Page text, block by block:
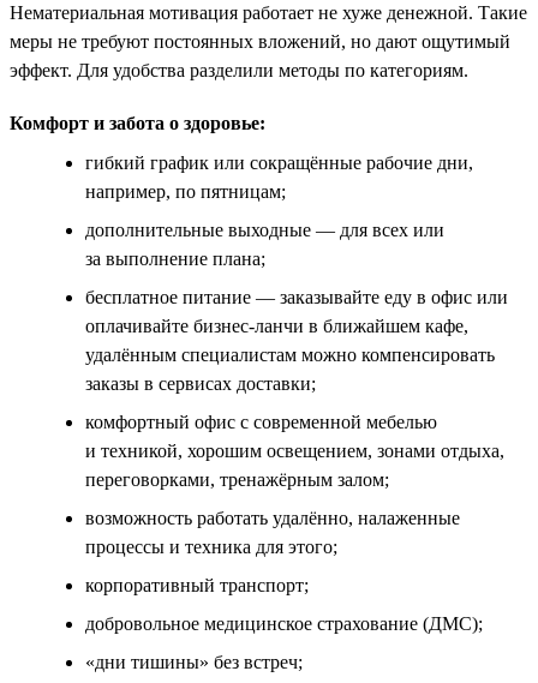
Нематериальная мотивация работает не хуже денежной. Такие
меры не требуют постоянных вложений, но дают ощутимый
эффект. Для удобства разделили методы по категориям.
Комфорт и забота о здоровье:
гибкий график или сокращённые рабочие дни,
например, по пятницам;
дополнительные выходные — для всех или
за выполнение плана;
бесплатное питание — заказывайте еду в офис или
оплачивайте бизнес-ланчи в ближайшем кафе,
удалённым специалистам можно компенсировать
заказы в сервисах доставки;
комфортный офис с современной мебелью
и техникой, хорошим освещением, зонами отдыха,
переговорками, тренажёрным залом;
возможность работать удалённо, налаженные
процессы и техника для этого;
корпоративный транспорт;
добровольное медицинское страхование (ДМС);
«дни тишины» без встреч;